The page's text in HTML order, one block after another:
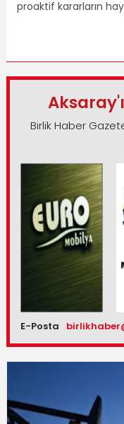
proaktif kararların
Birlik Haber
E-Posta